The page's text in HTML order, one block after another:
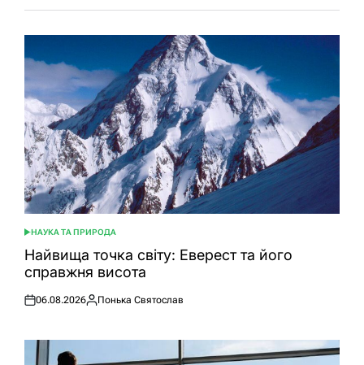
ОПУБЛІКУВАТИ
У
НАУКА ТА ПРИРОДА
Найвища точка світу: Еверест та його
справжня висота
Оприлюднено
06.08.2026
Опубліковано
Понька Святослав